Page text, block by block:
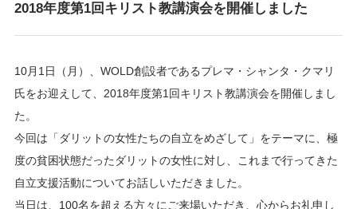
2018年度第1回キリスト教講演会を開催しました
10月1日（月）、WOLD創設者であるプレマ・シャンタ・クマリ
氏をお迎えして、2018年度第1回キリスト教講演会を開催しまし
た。
今回は「ダリットの女性たちの自立をめざして」をテーマに、極
度の貧困状態だったダリットの女性に対し、これまで行ってきた
自立支援活動についてお話しいただきました。
当日は、100名を超える方々にご来場いただき、心からお礼申し